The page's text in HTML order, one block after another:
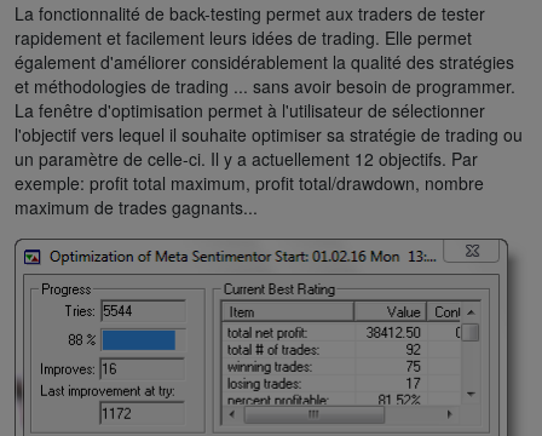
La fonctionnalité de back-testing permet aux traders de tester
rapidement et facilement leurs idées de trading. Elle permet
également d'améliorer considérablement la qualité des stratégies
et méthodologies de trading ... sans avoir besoin de programmer.
La fenêtre d'optimisation permet à l'utilisateur de sélectionner
l'objectif vers lequel il souhaite optimiser sa stratégie de trading ou
un paramètre de celle-ci. Il y a actuellement 12 objectifs. Par
exemple: profit total maximum, profit total/drawdown, nombre
maximum de trades gagnants...